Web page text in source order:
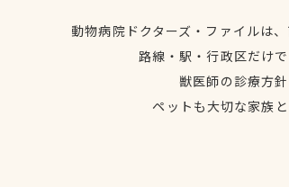
動物病院ドクターズ・ファイルは
路線・駅・行政区だけ
獣医師の診療方
ペットも大切な家族